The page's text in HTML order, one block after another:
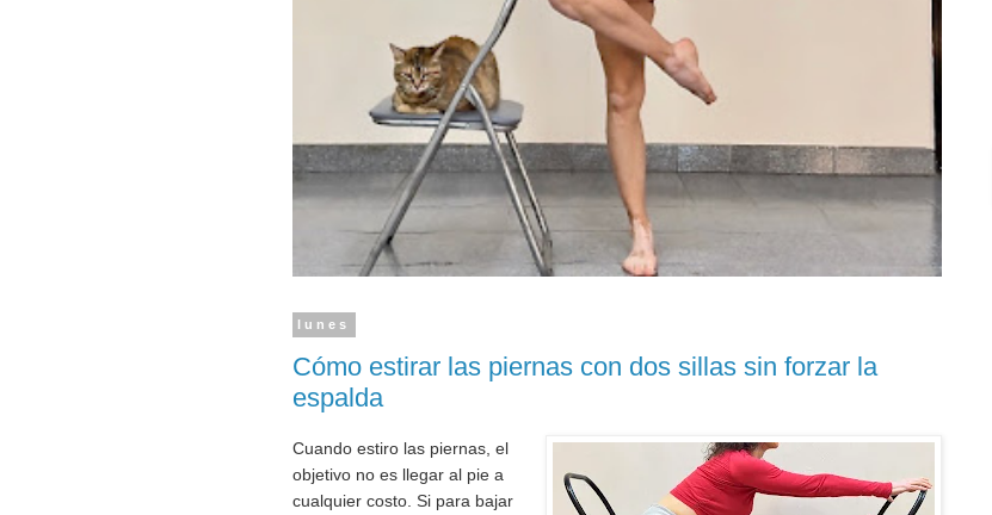
lunes
Cómo estirar las piernas con dos sillas sin forzar la
espalda
Cuando estiro las piernas, el
objetivo no es llegar al pie a
cualquier costo. Si para bajar